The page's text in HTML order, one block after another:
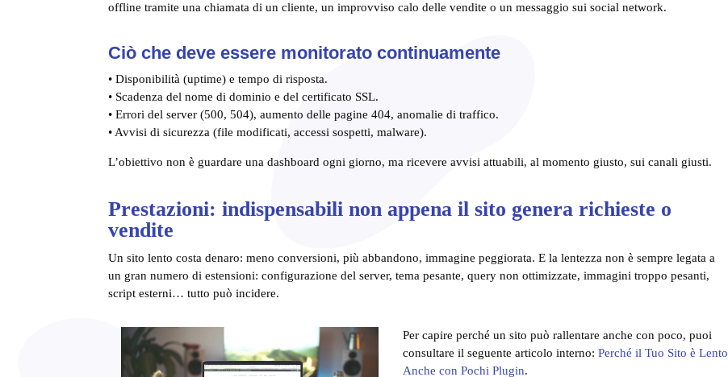
offline tramite una chiamata di un cliente, un improvviso calo delle vendite o un messaggio sui social network.
Ciò che deve essere monitorato continuamente
• Disponibilità (uptime) e tempo di risposta.
• Scadenza del nome di dominio e del certificato SSL.
• Errori del server (500, 504), aumento delle pagine 404, anomalie di traffico.
• Avvisi di sicurezza (file modificati, accessi sospetti, malware).
L’obiettivo non è guardare una dashboard ogni giorno, ma ricevere avvisi attuabili, al momento giusto, sui canali giusti.
Prestazioni: indispensabili non appena il sito genera richieste o
vendite
Un sito lento costa denaro: meno conversioni, più abbandono, immagine peggiorata. E la lentezza non è sempre legata a
un gran numero di estensioni: configurazione del server, tema pesante, query non ottimizzate, immagini troppo pesanti,
script esterni… tutto può incidere.
Per capire perché un sito può rallentare anche con poco, puoi
consultare il seguente articolo interno:Perché il Tuo Sito è Lento
Anche con Pochi Plugin.